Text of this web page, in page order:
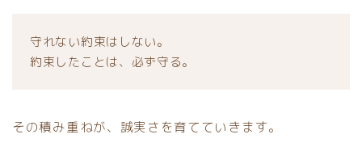
守れない約束はしない。
約束したことは、必ず守る。
その積み重ねが、誠実さを育てていきます。